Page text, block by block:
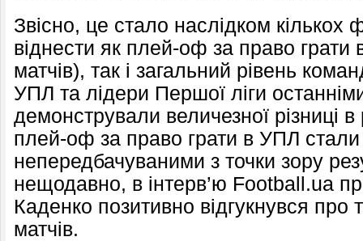
Звісно, це стало наслідком кількох
віднести як плей-оф за право
матчів), так і загальний рівень
УПЛ та лідери Першої ліги
демонстрували величезної різниці в
плей-оф за право грати в УПЛ
непередбачуваними з точки зору
нещодавно, в інтерв’ю Football.ua
Каденко позитивно відгукнувся
матчів.